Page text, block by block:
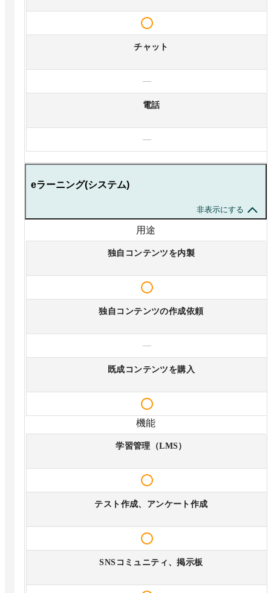
チャット
—
電話
—
eラーニング(システム)
非表示にする
用途
独自コンテンツを内製
独自コンテンツの作成依頼
—
既成コンテンツを購入
機能
学習管理（LMS）
テスト作成、アンケート作成
SNSコミュニティ、掲示板